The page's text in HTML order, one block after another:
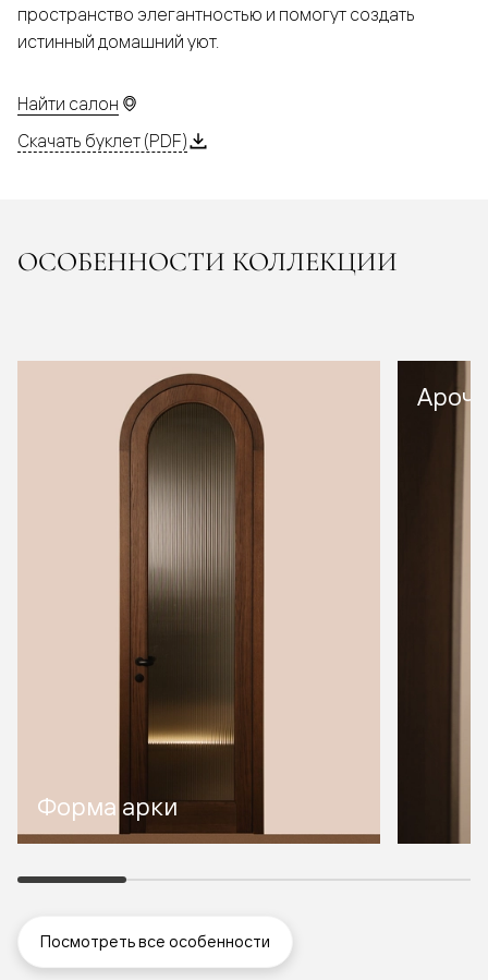
пространство элегантностью и помогут создать
истинный домашний уют.
Найти салон
Скачать буклет (PDF)
ОСОБЕННОСТИ КОЛЛЕКЦИИ
Форма арки
Посмотреть все особенности